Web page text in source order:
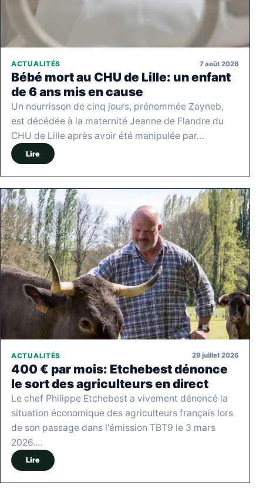
ACTUALITÉS 7 août 2026
Bébé mort au CHU de Lille: un enfant
de 6 ans mis en cause
Un nourrisson de cinq jours, prénommée Zayneb,
est décédée à la maternité Jeanne de Flandre du
CHU de Lille après avoir été manipulée par…
Lire
ACTUALITÉS 29 juillet 2026
400 € par mois: Etchebest dénonce
le sort des agriculteurs en direct
Le chef Philippe Etchebest a vivement dénoncé la
situation économique des agriculteurs français lors
de son passage dans l'émission TBT9 le 3 mars
2026.…
Lire